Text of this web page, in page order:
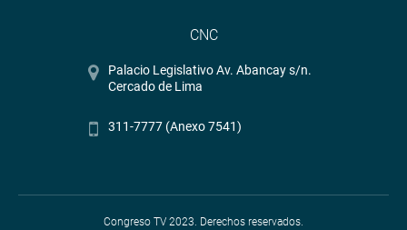
CNC
Palacio Legislativo Av. Abancay s/n.
Cercado de Lima
311-7777 (Anexo 7541)
Congreso TV 2023. Derechos reservados.